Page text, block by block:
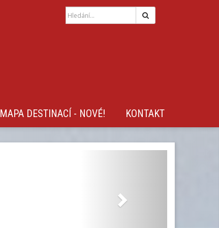
MAPA DESTINACÍ - NOVÉ! KONTAKT